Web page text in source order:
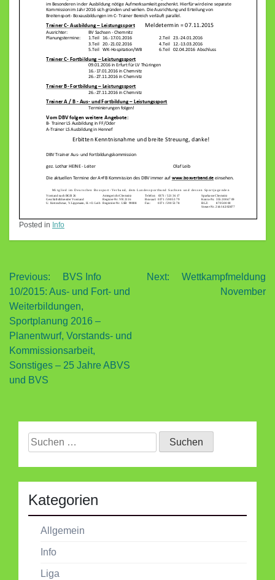
Posted in Info
Beitragsnavigation
Previous:
BVS Info
10/2015: Aus- und Fort- und
Weiterbildungen,
Sportplanung 2016 –
Planentwurf, Vorstands- und
Kommissionsarbeit,
Sonstiges – 25 Jahre ABVS
und BVS
Next:
Wettkampfmeldung
November
Suchen
nach:
Kategorien
Allgemein
Info
Liga